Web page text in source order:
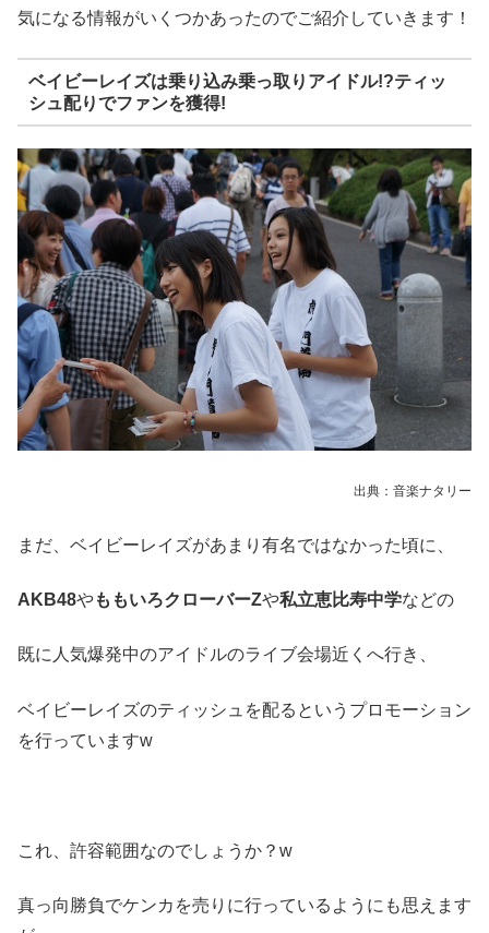
気になる情報がいくつかあったのでご紹介していきます！
ベイビーレイズは乗り込み乗っ取りアイドル!?ティッ
シュ配りでファンを獲得!
出典：音楽ナタリー
まだ、ベイビーレイズがあまり有名ではなかった頃に、
AKB48やももいろクローバーZや私立恵比寿中学などの
既に人気爆発中のアイドルのライブ会場近くへ行き、
ベイビーレイズのティッシュを配るというプロモーション
を行っていますw
これ、許容範囲なのでしょうか？w
真っ向勝負でケンカを売りに行っているようにも思えます